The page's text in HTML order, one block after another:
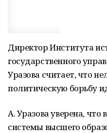
Директор Института
государственного
Уразова считает, что
политическую борьбу
А. Уразова уверена, что
системы высшего